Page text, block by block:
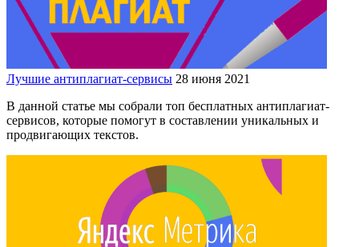
Лучшие антиплагиат-сервисы 28 июня 2021
В данной статье мы собрали топ бесплатных антиплагиат-
сервисов, которые помогут в составлении уникальных и
продвигающих текстов.